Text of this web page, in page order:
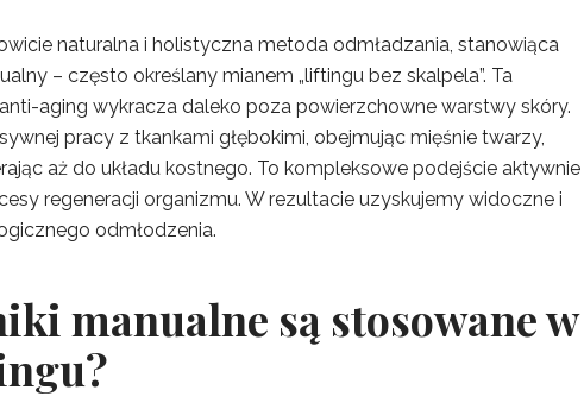
naturalna i holistyczna metoda odmładzania, stanowiąca
– często określany mianem „liftingu bez skalpela”. Ta
aging wykracza daleko poza powierzchowne warstwy skóry.
pracy z tkankami głębokimi, obejmując mięśnie twarzy,
aż do układu kostnego. To kompleksowe podejście aktywnie
regeneracji organizmu. W rezultacie uzyskujemy widoczne i
odmłodzenia.
manualne są stosowane w